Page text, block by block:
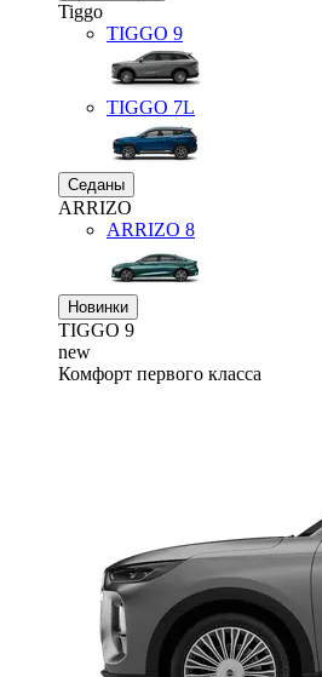
Tiggo
TIGGO 9
TIGGO 7L
Седаны
ARRIZO
ARRIZO 8
Новинки
TIGGO 9
new
Комфорт первого класса